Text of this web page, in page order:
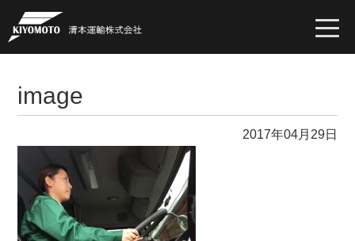
image
2017年04月29日